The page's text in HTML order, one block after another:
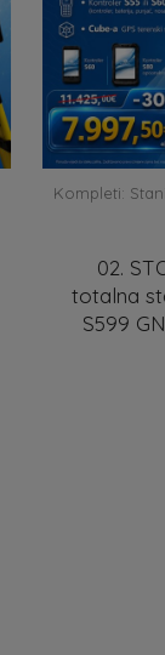
Kompleti:
02.
totalna
S599